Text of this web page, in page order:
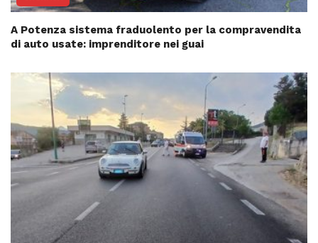
A Potenza sistema fraduolento per la compravendita
di auto usate: imprenditore nei guai